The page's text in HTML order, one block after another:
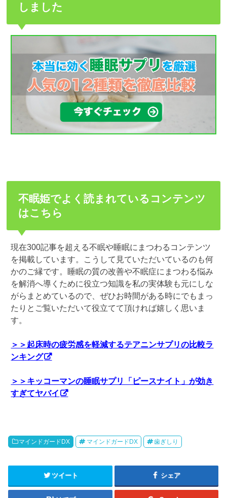
しました
不眠姫でよく読まれているコンテンツ
はこちら
現在300記事を超える不眠や睡眠にまつわるコンテンツ
を掲載しています。こうして見ていただいているのも何
かのご縁です。睡眠の質の改善や不眠症にまつわる悩み
を解消へ導くために役立つ知識を私の実体験も元にしな
がらまとめているので、ぜひお時間がある時にでもまっ
たりとご覧いただいて役立てて頂ければ嬉しく思いま
す。
＞＞起床時の疲労感を軽減するテアニンサプリの比較ラ
ンキング
＞＞キッコーマンの睡眠サプリ「ピースナイト」が効き
すぎてヤバイ
マインドガードDX マインドガードDX 歯ぎしり
ツイート シェア